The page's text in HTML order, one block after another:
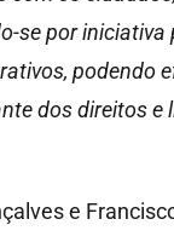
se por
podendo
dos direitos
e